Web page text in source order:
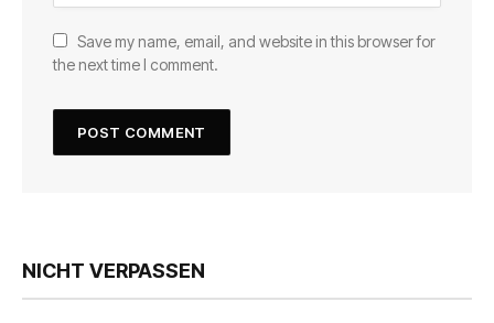
Save my name, email, and website in this browser for
the next time I comment.
NICHT VERPASSEN